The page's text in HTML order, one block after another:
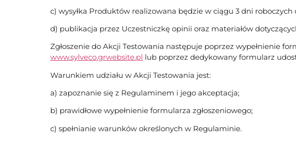
c) wysyłka Produktów realizowana będzie w ciągu 3 dni
d) publikacja przez Uczestniczkę opinii oraz materiałów
Zgłoszenie do Akcji Testowania następuje poprzez wypełnienie
www.sylveco.grwebsite.pl lub poprzez dedykowany formularz
Warunkiem udziału w Akcji Testowania jest:
a) zapoznanie się z Regulaminem i jego akceptacja;
b) prawidłowe wypełnienie formularza zgłoszeniowego;
c) spełnianie warunków określonych w Regulaminie.